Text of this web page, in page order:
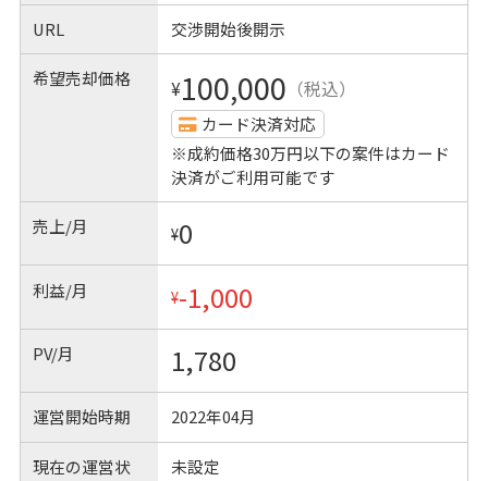
URL 交渉開始後開示
希望売却価格 ¥100,000 （税込）
カード決済対応
※成約価格30万円以下の案件はカード
決済がご利用可能です
売上/月 ¥0
利益/月 ¥-1,000
PV/月 1,780
運営開始時期 2022年04月
現在の運営状
未設定